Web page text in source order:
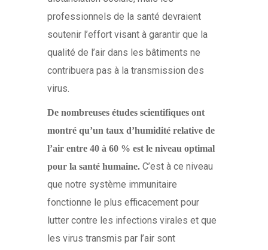
professionnels de la santé devraient
soutenir l’effort visant à garantir que la
qualité de l’air dans les bâtiments ne
contribuera pas à la transmission des
virus.
De nombreuses études scientifiques ont
montré qu’un taux d’humidité relative de
l’air entre 40 à 60 % est le niveau optimal
pour la santé humaine. C’est à ce niveau
que notre système immunitaire
fonctionne le plus efficacement pour
lutter contre les infections virales et que
les virus transmis par l’air sont